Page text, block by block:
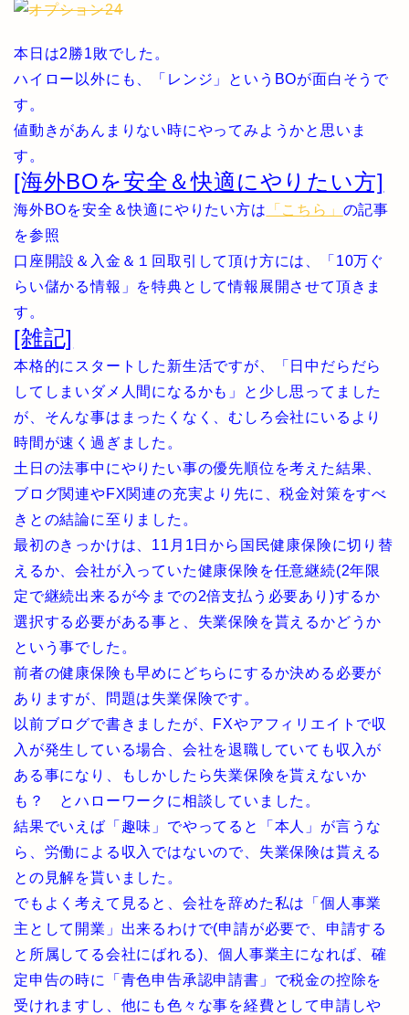
本日は2勝1敗でした。
ハイロー以外にも、「レンジ」というBOが面白そうで
す。
値動きがあんまりない時にやってみようかと思いま
す。
[海外BOを安全＆快適にやりたい方]
海外BOを安全＆快適にやりたい方は 「こちら」 の記事
を参照
口座開設＆入金＆１回取引して頂け方には、「10万ぐ
らい儲かる情報」を特典として情報展開させて頂きま
す。
[雑記]
本格的にスタートした新生活ですが、「日中だらだら
してしまいダメ人間になるかも」と少し思ってました
が、そんな事はまったくなく、むしろ会社にいるより
時間が速く過ぎました。
土日の法事中にやりたい事の優先順位を考えた結果、
ブログ関連やFX関連の充実より先に、税金対策をすべ
きとの結論に至りました。
最初のきっかけは、11月1日から国民健康保険に切り替
えるか、会社が入っていた健康保険を任意継続(2年限
定で継続出来るが今までの2倍支払う必要あり)するか
選択する必要がある事と、失業保険を貰えるかどうか
という事でした。
前者の健康保険も早めにどちらにするか決める必要が
ありますが、問題は失業保険です。
以前ブログで書きましたが、FXやアフィリエイトで収
入が発生している場合、会社を退職していても収入が
ある事になり、もしかしたら失業保険を貰えないか
も？ とハローワークに相談していました。
結果でいえば「趣味」でやってると「本人」が言うな
ら、労働による収入ではないので、失業保険は貰える
との見解を貰いました。
でもよく考えて見ると、会社を辞めた私は「個人事業
主として開業」出来るわけで(申請が必要で、申請する
と所属してる会社にばれる)、個人事業主になれば、確
定申告の時に「青色申告承認申請書」で税金の控除を
受けれますし、他にも色々な事を経費として申請しや